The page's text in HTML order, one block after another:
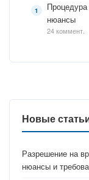
Процедура
нюансы
24 коммент.
Новые
Разрешение на
нюансы и